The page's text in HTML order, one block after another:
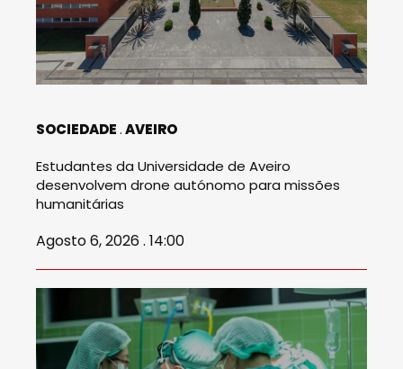
SOCIEDADE AVEIRO
Estudantes da Universidade de Aveiro
desenvolvem drone autónomo para missões
humanitárias
Agosto 6, 2026 . 14:00